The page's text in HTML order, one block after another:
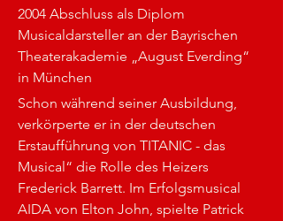
2004 Abschluss als Diplom
Musicaldarsteller an der Bayrischen
Theaterakademie „August Everding“
in München
Schon während seiner Ausbildung,
verkörperte er in der deutschen
Erstaufführung von TITANIC - das
Musical“ die Rolle des Heizers
Frederick Barrett. Im Erfolgsmusical
AIDA von Elton John, spielte Patrick